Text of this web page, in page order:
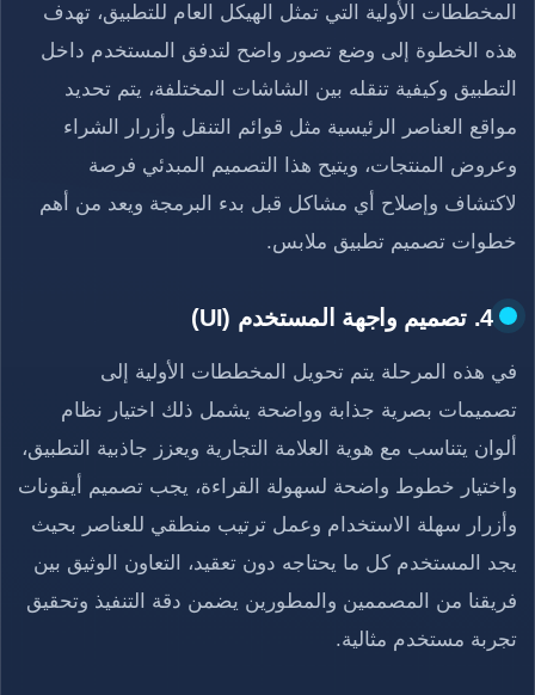
المخططات الأولية التي تمثل الهيكل العام للتطبيق، تهدف
هذه الخطوة إلى وضع تصور واضح لتدفق المستخدم داخل
التطبيق وكيفية تنقله بين الشاشات المختلفة، يتم تحديد
مواقع العناصر الرئيسية مثل قوائم التنقل وأزرار الشراء
وعروض المنتجات، ويتيح هذا التصميم المبدئي فرصة
لاكتشاف وإصلاح أي مشاكل قبل بدء البرمجة ويعد من أهم
خطوات تصميم تطبيق ملابس.
4. تصميم واجهة المستخدم (UI)
في هذه المرحلة يتم تحويل المخططات الأولية إلى
تصميمات بصرية جذابة وواضحة يشمل ذلك اختيار نظام
ألوان يتناسب مع هوية العلامة التجارية ويعزز جاذبية التطبيق،
واختيار خطوط واضحة لسهولة القراءة، يجب تصميم أيقونات
وأزرار سهلة الاستخدام وعمل ترتيب منطقي للعناصر بحيث
يجد المستخدم كل ما يحتاجه دون تعقيد، التعاون الوثيق بين
فريقنا من المصممين والمطورين يضمن دقة التنفيذ وتحقيق
تجربة مستخدم مثالية.